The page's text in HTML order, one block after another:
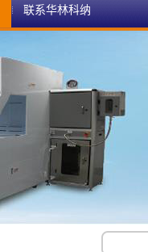
联系华林科纳